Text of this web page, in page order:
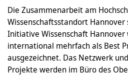
Die Zusammenarbeit am
Wissenschaftsstandort
Initiative Wissenschaft
international mehrfach als Best
ausgezeichnet. Das Netzwerk
Projekte werden im Büro des